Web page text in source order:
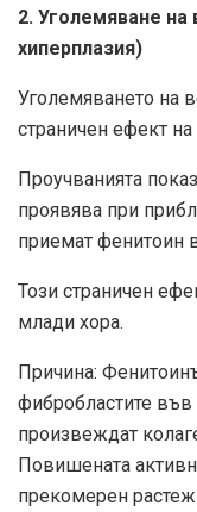
2. Уголемяване на
хиперплазия)
Уголемяването на
страничен ефект
Проучванията
проявява при
приемат фенитоин
Този страничен
млади хора.
Причина:
фибробластите
произвеждат
Повишената
прекомерен растеж